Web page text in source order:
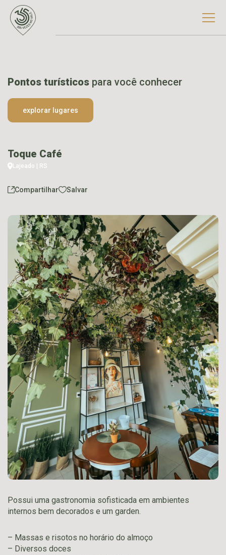
Pontos turísticos para você conhecer
explorar lugares
Toque Café
Lajeado | RS
Compartilhar Salvar
Possui uma gastronomia sofisticada em ambientes
internos bem decorados e um garden.
– Massas e risotos no horário do almoço
– Diversos doces